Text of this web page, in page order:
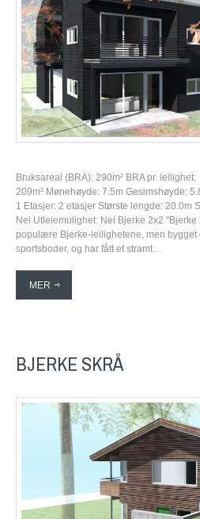
Bruksareal (BRA): 290m² BRA pr.
209m² Mønehøyde: 7.5m Gesimshøyde:
1 Etasjer: 2 etasjer Største lengde: 20.0m
Nei Utleiemulighet: Nei Bjerke 2x2
populære Bjerke-leilighetene, men bygget
sportsboder, og har fått et stramt…
MER
BJERKE SKRÅ